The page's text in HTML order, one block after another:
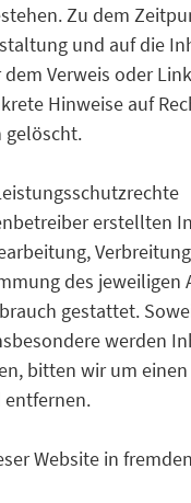
Zu dem
und auf die
Verweis oder
Hinweise auf
gelöscht.
erstellten
des jeweiligen
gestattet.
werden
bitten wir um
Website in